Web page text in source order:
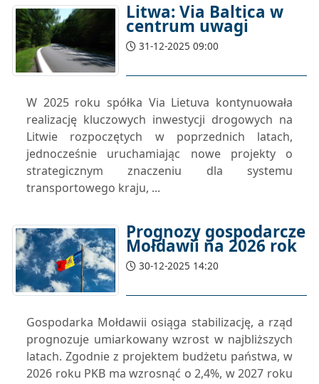
Litwa: Via Baltica w
centrum uwagi
31-12-2025 09:00
W 2025 roku spółka Via Lietuva kontynuowała
realizację kluczowych inwestycji drogowych na
Litwie rozpoczętych w poprzednich latach,
jednocześnie uruchamiając nowe projekty o
strategicznym znaczeniu dla systemu
transportowego kraju, ...
Prognozy gospodarcze
Mołdawii na 2026 rok
30-12-2025 14:20
Gospodarka Mołdawii osiąga stabilizację, a rząd
prognozuje umiarkowany wzrost w najbliższych
latach. Zgodnie z projektem budżetu państwa, w
2026 roku PKB ma wzrosnąć o 2,4%, w 2027 roku